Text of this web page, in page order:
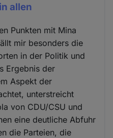
allen
Punkten mit Mina
mir besonders die
in der Politik und
Ergebnis der
Aspekt der
unterstreicht
von CDU/CSU und
eine deutliche Abfuhr
die Parteien, die